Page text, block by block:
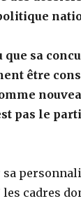
que sa
être
pas le
cadres